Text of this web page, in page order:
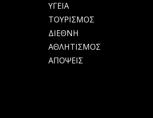
ΥΓΕΙΑ
ΤΟΥΡΙΣΜΟΣ
ΔΙΕΘΝΗ
ΑΘΛΗΤΙΣΜΟΣ
ΑΠΟΨΕΙΣ